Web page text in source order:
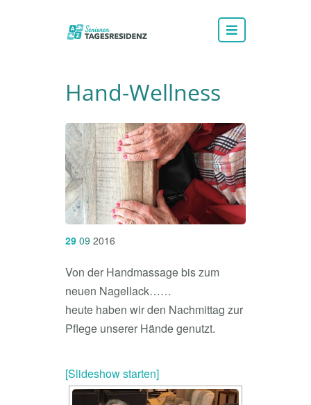
Hand-Wellness
29 09 2016
Von der Handmassage bis zum
neuen Nagellack……
heute haben wir den Nachmittag zur
Pflege unserer Hände genutzt.
[Slideshow starten]